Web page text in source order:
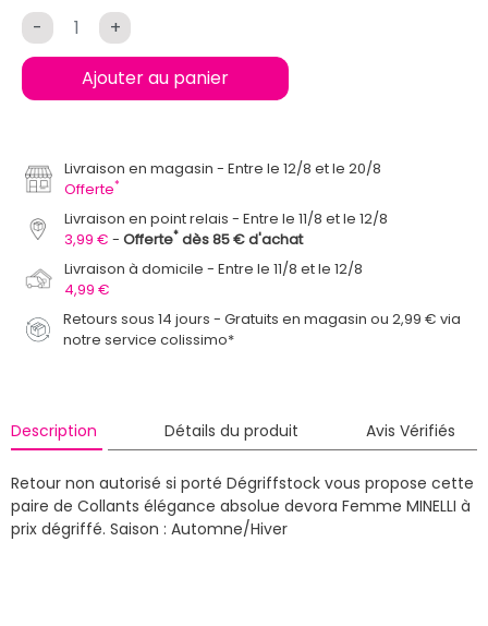
- +
Ajouter au panier
Livraison en magasin
Entre le 12/8 et le 20/8
Offerte*
Livraison en point relais
Entre le 11/8 et le 12/8
3,99 €
Offerte* dès 85 € d'achat
Livraison à domicile
Entre le 11/8 et le 12/8
4,99 €
Retours sous 14 jours - Gratuits en magasin ou 2,99 € via
notre service colissimo*
Description Détails du produit Avis Vérifiés
Retour non autorisé si porté Dégriffstock vous propose cette
paire de Collants élégance absolue devora Femme MINELLI à
prix dégriffé. Saison : Automne/Hiver